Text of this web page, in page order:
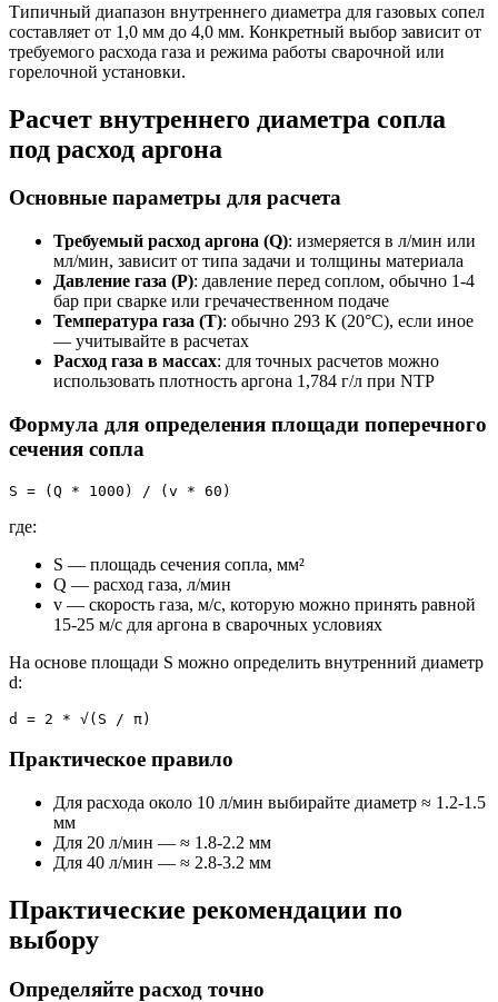
Типичный диапазон внутреннего диаметра для газовых сопел
составляет от 1,0 мм до 4,0 мм. Конкретный выбор зависит от
требуемого расхода газа и режима работы сварочной или
горелочной установки.
Расчет внутреннего диаметра сопла
под расход аргона
Основные параметры для расчета
Требуемый расход аргона (Q): измеряется в л/мин или
мл/мин, зависит от типа задачи и толщины материала
Давление газа (P): давление перед соплом, обычно 1-4
бар при сварке или гречачественном подаче
Температура газа (T): обычно 293 К (20°C), если иное
— учитывайте в расчетах
Расход газа в массах: для точных расчетов можно
использовать плотность аргона 1,784 г/л при NTP
Формула для определения площади поперечного
сечения сопла
S = (Q * 1000) / (v * 60)
где:
S — площадь сечения сопла, мм²
Q — расход газа, л/мин
v — скорость газа, м/с, которую можно принять равной
15-25 м/с для аргона в сварочных условиях
На основе площади S можно определить внутренний диаметр
d:
d = 2 * √(S / π)
Практическое правило
Для расхода около 10 л/мин выбирайте диаметр ≈ 1.2-1.5
мм
Для 20 л/мин — ≈ 1.8-2.2 мм
Для 40 л/мин — ≈ 2.8-3.2 мм
Практические рекомендации по
выбору
Определяйте расход точно